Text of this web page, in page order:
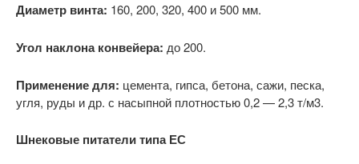
Диаметр винта: 160, 200, 320, 400 и 500 мм.
Угол наклона конвейера: до 200.
Применение для: цемента, гипса, бетона, сажи, песка,
угля, руды и др. с насыпной плотностью 0,2 — 2,3 т/м3.
Шнековые питатели типа ЕС